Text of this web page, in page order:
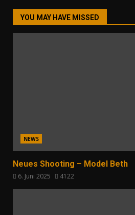
YOU MAY HAVE MISSED
NEWS
Neues Shooting – Model Beth
6. Juni 2025 4122